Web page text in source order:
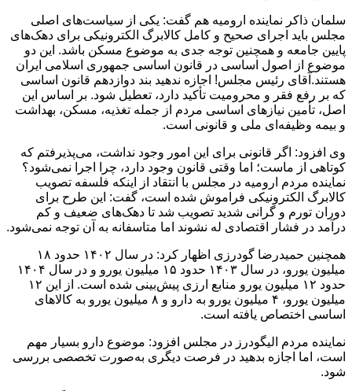
سلمان ذاکر نماینده ارومیه هم گفت: یکی از سیاست‌های اصلی
مجلس باید اجرای صحیح و کامل کالابرگ الکترونیکی برای دهک‌های
پایین جامعه و همچنین توجه جدی به موضوع مسکن باشد. این دو
موضوع از اصول اساسی در قانون اساسی جمهوری اسلامی ایران
هستند.آقای رئیس مجلس! اجازه ندهید بند دوازدهم قانون اساسی
که بر رفع فقر و محرومیت تأکید دارد، تعطیل شود. بر اساس این
اصل، تأمین نیازهای اساسی مردم از جمله تغذیه، مسکن، بهداشت
و بیمه وظیفه‌ای ملی و قانونی است.
وی افزود: اگر قانونی برای این امور وجود نداشت، می‌پذیرفتم که
کوتاهی از ماست؛ اما وقتی قانون وجود دارد، چرا اجرا نمی‌شود؟
نماینده مردم ارومیه در مجلس با انتقاد از اینکه فلسفه تصویب
کالابرگ الکترونیکی فراموش شده است، گفت: این طرح برای
دوران تورم و گرانی شدید تصویب شد تا دهک‌های ضعیف و کم‌
درآمد در فشار اقتصادی له نشوند اما متاسفانه به آن توجه نمی‌شود.
همچنین حمیدرضا گودرزی اظهار کرد: در سال ۱۴۰۲ حدود ۱۸
میلیون یورو، در سال ۱۴۰۳ حدود ۱۵ میلیون یورو و در سال ۱۴۰۴
حدود ۱۲ میلیون یورو منابع ارزی پیش‌بینی شده است. از این ۱۲
میلیون یورو، ۴ میلیون یورو به دارو و ۸ میلیون یورو به کالاهای
اساسی اختصاص یافته است.
نماینده مردم الیگودرز در مجلس افزود: موضوع دارو بسیار مهم
است، اما اجازه بدهید در فرصت دیگری به‌صورت تخصصی بررسی
شود.